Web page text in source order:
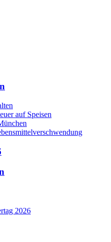
auf Speisen
2026